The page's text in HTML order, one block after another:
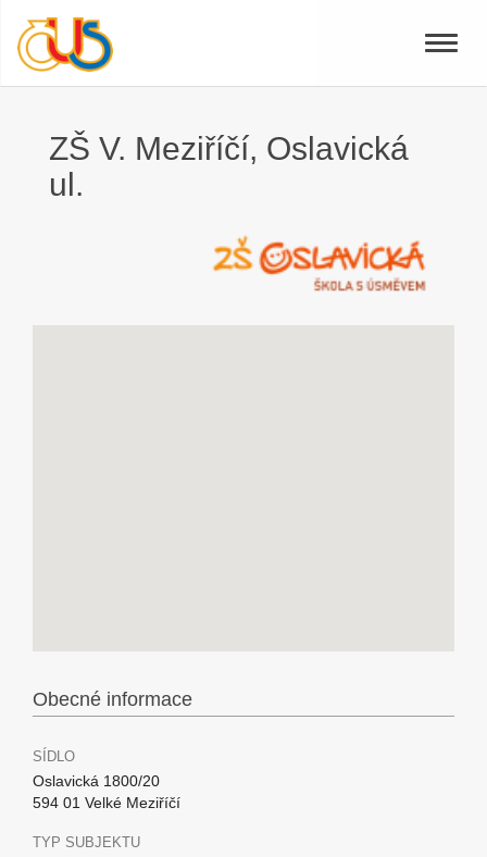
Toggle
ZŠ V. Meziříčí, Oslavická
ul.
Obecné informace
SÍDLO
Oslavická 1800/20
594 01 Velké Meziříčí
TYP SUBJEKTU